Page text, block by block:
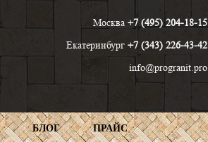
Москва +7 (495) 204-18-15
Екатеринбург +7 (343) 226-43-42
info@progranit.pro
БЛОГ ПРАЙС